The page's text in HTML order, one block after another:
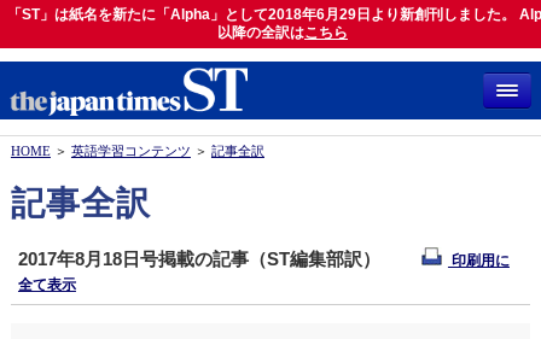
「ST」は紙名を新たに「Alpha」として2018年6月29日より新創刊しました。
以降の全訳はこちら
「ST」は紙名を新たに「Alpha」として2018年6月29日より新創刊しました。
以降の全訳はこちら
HOME＞ 英語学習コンテンツ ＞ 記事全訳
記事全訳
2017年8月18日号掲載の記事（ST編集部訳）
印刷用に
全て表示